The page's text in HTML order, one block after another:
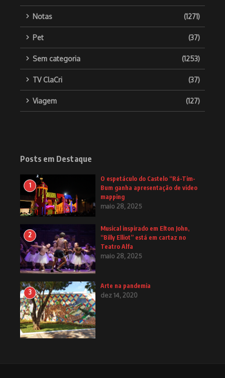
Notas (1271)
Pet (37)
Sem categoria (1253)
TV ClaCri (37)
Viagem (127)
Posts em Destaque
1
O espetáculo do Castelo “Rá-Tim-
Bum ganha apresentação de video
mapping
maio 28, 2025
2
Musical inspirado em Elton John,
“Billy Elliot” está em cartaz no
Teatro Alfa
maio 28, 2025
3
Arte na pandemia
dez 14, 2020